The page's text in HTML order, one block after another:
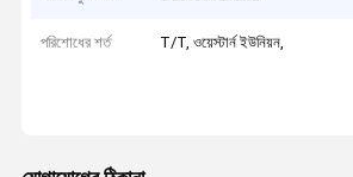
পরিশোধের শর্ত T/T, ওয়েস্টার্ন ইউনিয়ন,